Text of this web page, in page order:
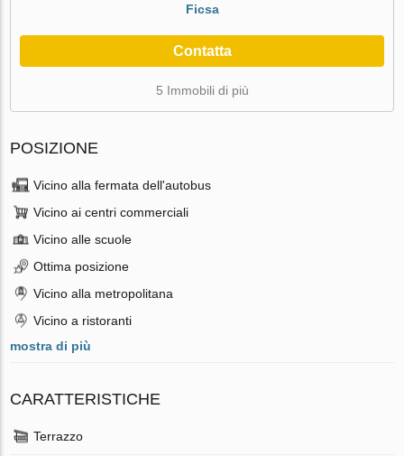
Ficsa
Contatta
5 Immobili di più
POSIZIONE
Vicino alla fermata dell'autobus
Vicino ai centri commerciali
Vicino alle scuole
Ottima posizione
Vicino alla metropolitana
Vicino a ristoranti
mostra di più
CARATTERISTICHE
Terrazzo